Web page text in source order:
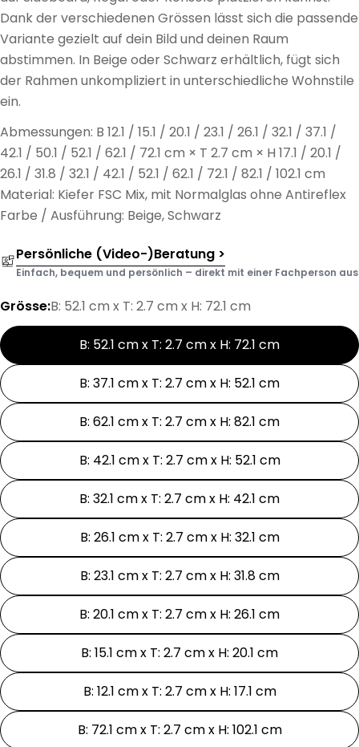
Dank der verschiedenen Grössen lässt sich die passende
Variante gezielt auf dein Bild und deinen Raum
abstimmen. In Beige oder Schwarz erhältlich, fügt sich
der Rahmen unkompliziert in unterschiedliche Wohnstile
ein.
Abmessungen: B 12.1 / 15.1 / 20.1 / 23.1 / 26.1 / 32.1 / 37.1 /
42.1 / 50.1 / 52.1 / 62.1 / 72.1 cm × T 2.7 cm × H 17.1 / 20.1 /
26.1 / 31.8 / 32.1 / 42.1 / 52.1 / 62.1 / 72.1 / 82.1 / 102.1 cm
Material: Kiefer FSC Mix, mit Normalglas ohne Antireflex
Farbe / Ausführung: Beige, Schwarz
Persönliche (Video-)Beratung >
Einfach, bequem und persönlich – direkt mit einer Fachperson aus
Grösse:B: 52.1 cm x T: 2.7 cm x H: 72.1 cm
B: 52.1 cm x T: 2.7 cm x H: 72.1 cm
B: 37.1 cm x T: 2.7 cm x H: 52.1 cm
B: 62.1 cm x T: 2.7 cm x H: 82.1 cm
B: 42.1 cm x T: 2.7 cm x H: 52.1 cm
B: 32.1 cm x T: 2.7 cm x H: 42.1 cm
B: 26.1 cm x T: 2.7 cm x H: 32.1 cm
B: 23.1 cm x T: 2.7 cm x H: 31.8 cm
B: 20.1 cm x T: 2.7 cm x H: 26.1 cm
B: 15.1 cm x T: 2.7 cm x H: 20.1 cm
B: 12.1 cm x T: 2.7 cm x H: 17.1 cm
B: 72.1 cm x T: 2.7 cm x H: 102.1 cm